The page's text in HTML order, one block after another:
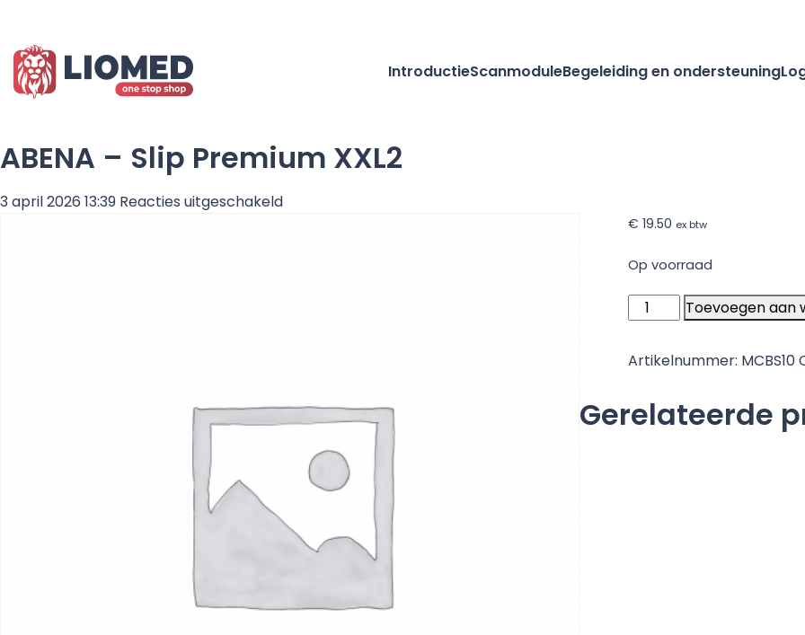
IntroductieScanmoduleBegeleiding en ondersteuning
ABENA – Slip Premium XXL2
3 april 2026 13:39 Reacties uitgeschakeldvoor
€ 19.50 ex btw
Op voorraad
ABENA
-
Slip
Premium
aantal
Toevoegen aan
Artikelnummer: MCBS10
Gerelateerde